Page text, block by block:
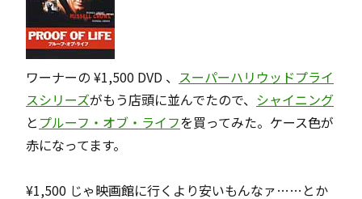
ワーナーの ¥1,500 DVD 、 スーパーハリウッドプライ
スシリーズがもう店頭に並んでたので、 シャイニング
と プルーフ・オブ・ライフを買ってみた。ケース色が
赤になってます。
¥1,500 じゃ映画館に行くより安いもんなァ……とか